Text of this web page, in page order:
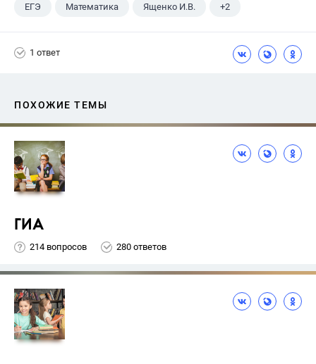
ЕГЭ Математика Ященко И.В. +2
1 ответ
ПОХОЖИЕ ТЕМЫ
ГИА
214 вопросов 280 ответов